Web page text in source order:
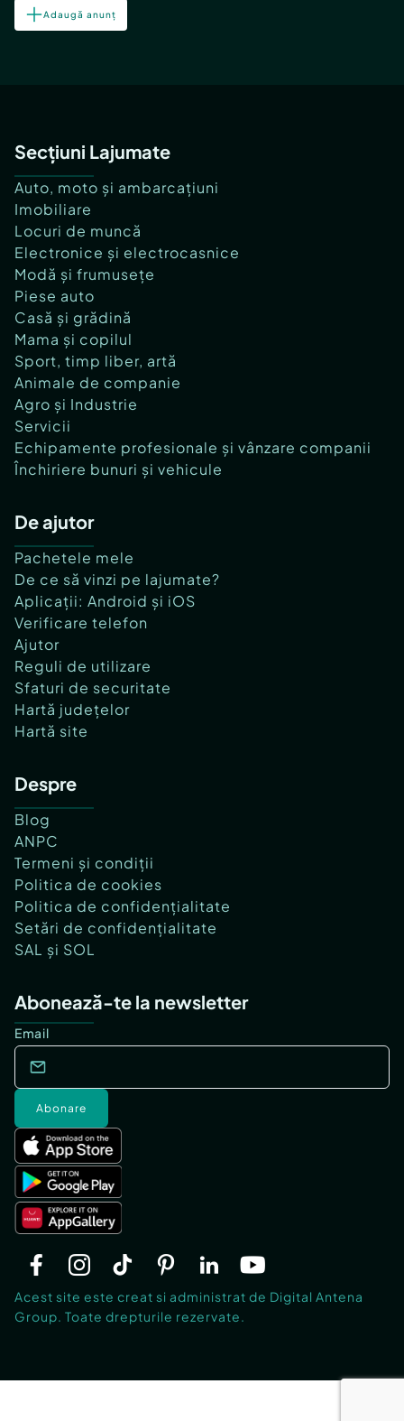
Adaugă anunț
Secțiuni Lajumate
Auto, moto și ambarcațiuni
Imobiliare
Locuri de muncă
Electronice și electrocasnice
Modă și frumusețe
Piese auto
Casă și grădină
Mama și copilul
Sport, timp liber, artă
Animale de companie
Agro și Industrie
Servicii
Echipamente profesionale și vânzare companii
Închiriere bunuri și vehicule
De ajutor
Pachetele mele
De ce să vinzi pe lajumate?
Aplicații: Android și iOS
Verificare telefon
Ajutor
Reguli de utilizare
Sfaturi de securitate
Hartă județelor
Hartă site
Despre
Blog
ANPC
Termeni și condiții
Politica de cookies
Politica de confidențialitate
Setări de confidențialitate
SAL și SOL
Abonează-te la newsletter
Email
Abonare
Acest site este creat si administrat de Digital Antena
Group. Toate drepturile rezervate.